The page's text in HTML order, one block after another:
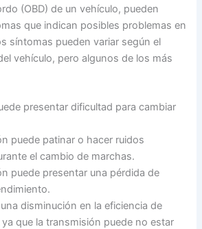
(OBD) de un vehículo, pueden
que indican posibles problemas en
síntomas pueden variar según el
vehículo, pero algunos de los más
presentar dificultad para cambiar
puede patinar o hacer ruidos
el cambio de marchas.
puede presentar una pérdida de
disminución en la eficiencia de
que la transmisión puede no estar